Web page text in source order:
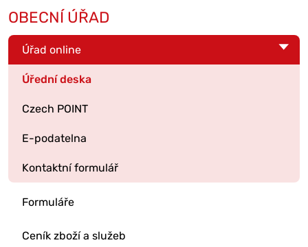
OBECNÍ ÚŘAD
Úřad online
Úřední deska
Czech POINT
E-podatelna
Kontaktní formulář
Formuláře
Ceník zboží a služeb